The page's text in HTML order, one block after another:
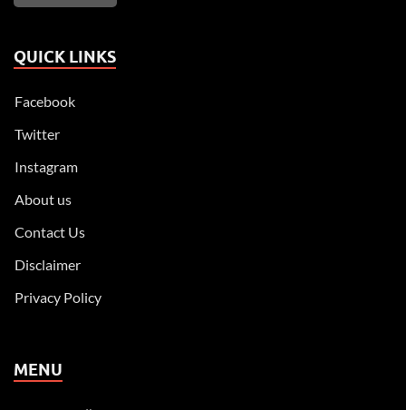
QUICK LINKS
Facebook
Twitter
Instagram
About us
Contact Us
Disclaimer
Privacy Policy
MENU